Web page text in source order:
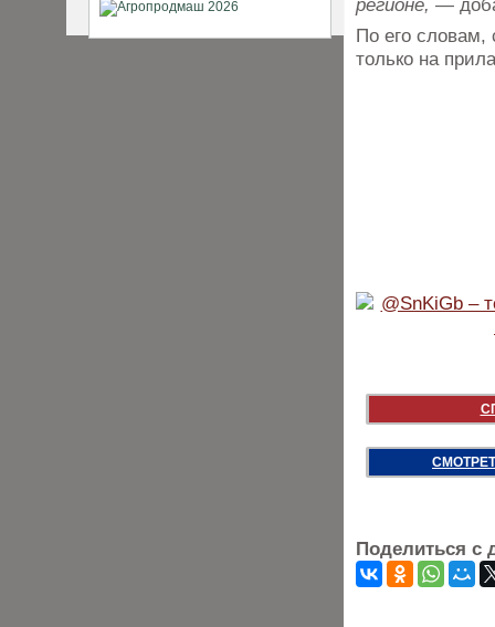
регионе, —
По его словам,
только на
Поделиться с